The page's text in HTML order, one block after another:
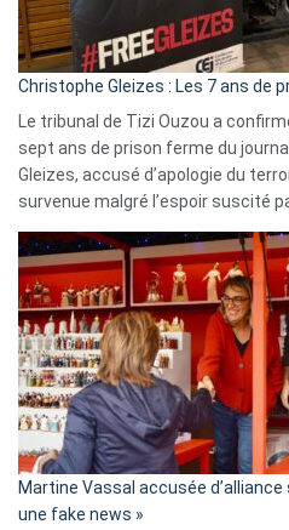
Christophe Gleizes : Les 7 ans de
Le tribunal de Tizi Ouzou a
sept ans de prison ferme du
Gleizes, accusé d’apologie du
survenue malgré l’espoir suscité
Martine Vassal accusée d’alliance
une fake news »